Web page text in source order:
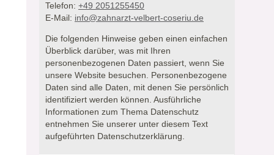
Telefon: +49 2051255450
E-Mail: info@zahnarzt-velbert-coseriu.de
Die folgenden Hinweise geben einen einfachen
Überblick darüber, was mit Ihren
personenbezogenen Daten passiert, wenn Sie
unsere Website besuchen. Personenbezogene
Daten sind alle Daten, mit denen Sie persönlich
identifiziert werden können. Ausführliche
Informationen zum Thema Datenschutz
entnehmen Sie unserer unter diesem Text
aufgeführten Datenschutzerklärung.